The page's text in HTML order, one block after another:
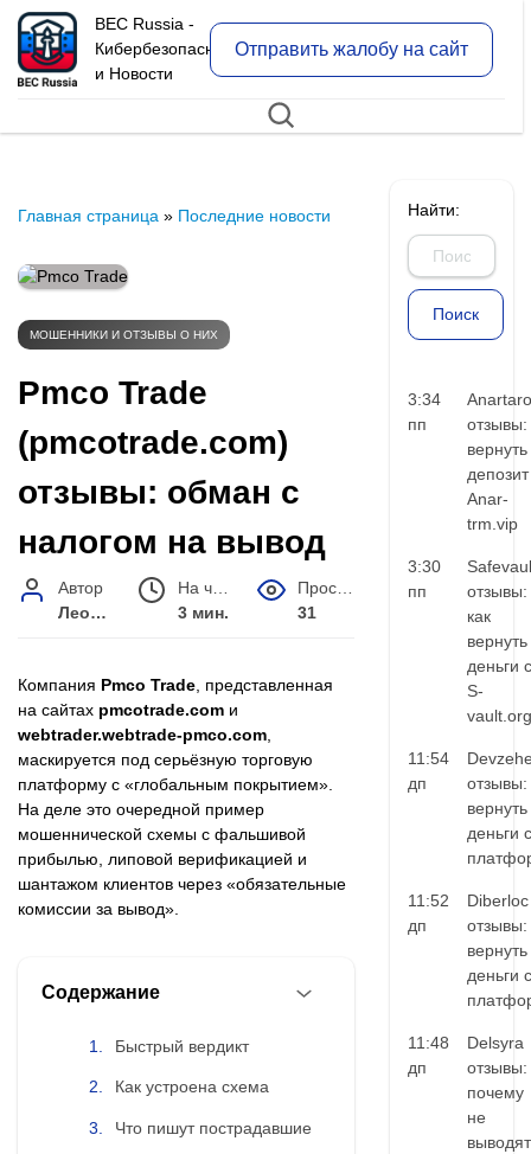
BEC Russia -
Кибербезопасность
и Новости
Отправить жалобу на сайт
Главная страница » Последние новости
МОШЕННИКИ И ОТЗЫВЫ О НИХ
Pmco Trade
(pmcotrade.com)
отзывы: обман с
налогом на вывод
Автор
Леонид Малышев
3 мин.
31
Компания Pmco Trade , представленная
на сайтах pmcotrade.com и
webtrader.webtrade-pmco.com
маскируется под серьёзную торговую
платформу с «глобальным покрытием».
На деле это очередной пример
мошеннической схемы с фальшивой
прибылью, липовой верификацией и
шантажом клиентов через «обязательные
комиссии за вывод».
Содержание
Быстрый вердикт
Как устроена схема
Что пишут пострадавшие
Найти:
3:34
пп
отзывы:
вернуть
Anar-
trm.vip
3:30
пп
отзывы:
как
вернуть
деньги с
S-
vault.org
11:54
дп
отзывы:
вернуть
деньги с
11:52
дп
Diberloc
отзывы:
вернуть
деньги с
11:48
дп
Delsyra
отзывы:
почему
не
выводят